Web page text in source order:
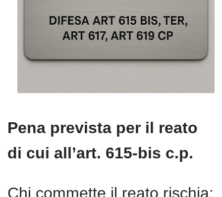
Pena prevista per il reato
di cui all’art. 615-bis c.p.
Chi commette il reato rischia: